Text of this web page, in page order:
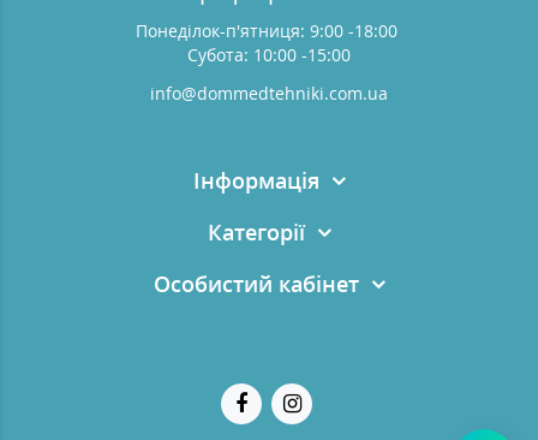
Понеділок-п'ятниця: 9:00 -18:00
Субота: 10:00 -15:00
info@dommedtehniki.com.ua
Інформація
Категорії
Особистий кабінет